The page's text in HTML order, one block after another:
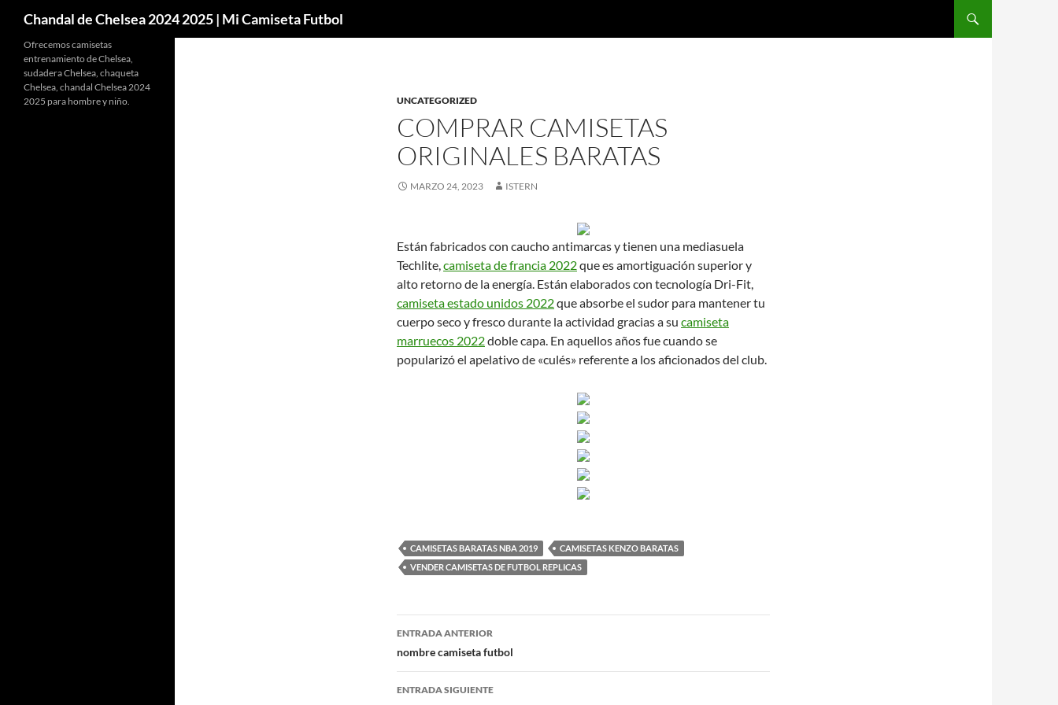
Chandal de Chelsea 2024 2025 | Mi Camiseta Futbol
UNCATEGORIZED
COMPRAR CAMISETAS
ORIGINALES BARATAS
MARZO 24, 2023 ISTERN
Están fabricados con caucho antimarcas y tienen una mediasuela
Techlite,camiseta de francia 2022que es amortiguación superior y
alto retorno de la energía. Están elaborados con tecnología Dri-Fit,
camiseta estado unidos 2022que absorbe el sudor para mantener tu
cuerpo seco y fresco durante la actividad gracias a su camiseta
marruecos 2022doble capa. En aquellos años fue cuando se
popularizó el apelativo de «culés» referente a los aficionados del club.
CAMISETAS BARATAS NBA 2019
CAMISETAS KENZO BARATAS
VENDER CAMISETAS DE FUTBOL REPLICAS
Navegación
de
entradas
ENTRADA ANTERIOR
nombre camiseta futbol
ENTRADA SIGUIENTE
Ofrecemos camisetas
entrenamiento de Chelsea,
sudadera Chelsea, chaqueta
Chelsea, chandal Chelsea 2024
2025 para hombre y niño.